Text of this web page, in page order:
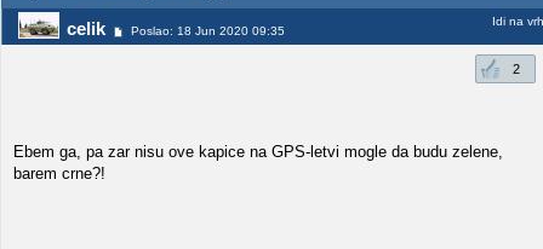
celik Poslao: 18 Jun 2020 09:35
Idi na vrh
2
Ebem ga, pa zar nisu ove kapice na GPS-letvi mogle da budu zelene,
barem crne?!